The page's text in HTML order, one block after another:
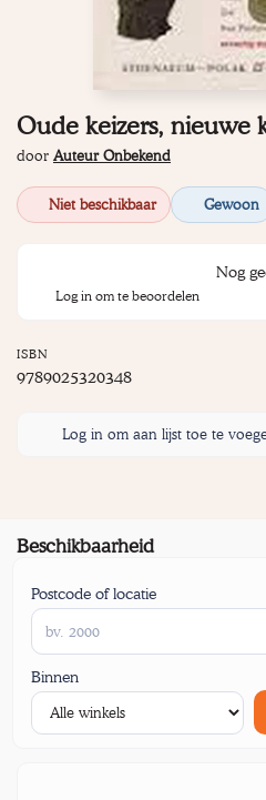
Oude keizers, nieuwe
door Auteur Onbekend
Niet beschikbaar Gewoon
Nog
Log in om te beoordelen
ISBN
9789025320348
Log in om aan lijst toe te
Beschikbaarheid
Postcode of locatie
Binnen